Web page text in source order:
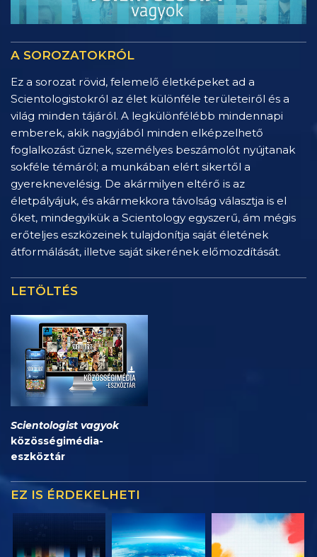
A SOROZATOKRÓL
Ez a sorozat rövid, felemelő életképeket ad a
Scientologistokról az élet különféle területeiről és a
világ minden tájáról. A legkülönfélébb mindennapi
emberek, akik nagyjából minden elképzelhető
foglalkozást űznek, személyes beszámolót nyújtanak
sokféle témáról; a munkában elért sikertől a
gyereknevelésig. De akármilyen eltérő is az
életpályájuk, és akármekkora távolság választja is el
őket, mindegyikük a Scientology egyszerű, ám mégis
erőteljes eszközeinek tulajdonítja saját életének
átformálását, illetve saját sikerének előmozdítását.
LETÖLTÉS
Scientologist vagyok
közösségimédia-
eszköztár
EZ IS ÉRDEKELHETI